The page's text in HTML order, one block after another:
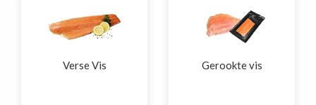
Verse Vis Gerookte vis